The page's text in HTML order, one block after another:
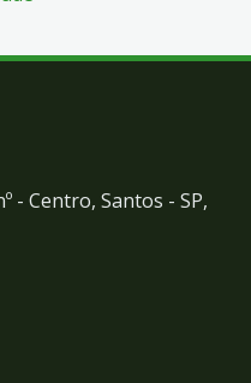
- Centro, Santos - SP,